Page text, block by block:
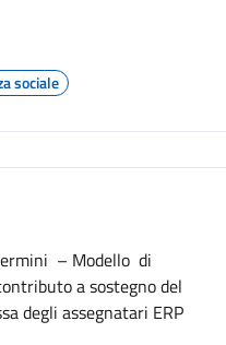
sociale
– Modello di
a sostegno del
degli assegnatari ERP